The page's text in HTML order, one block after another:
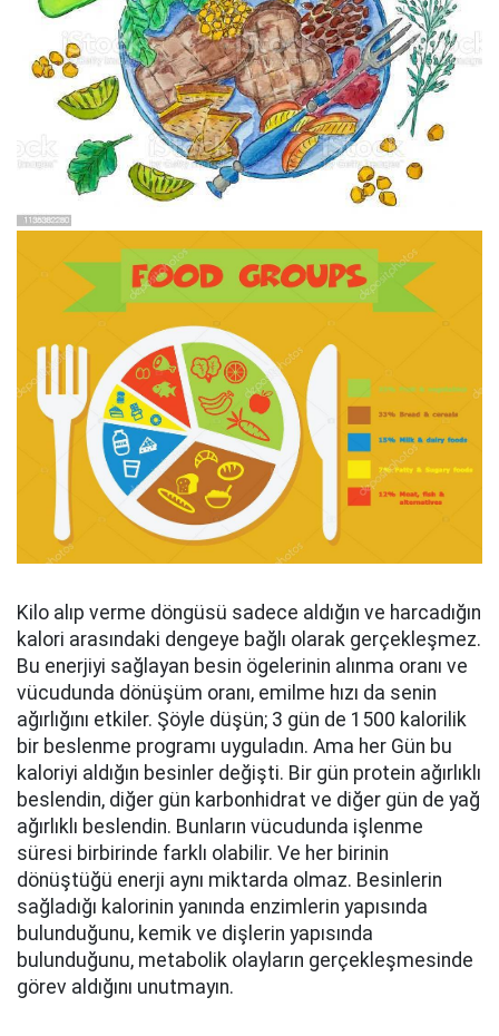
Kilo alıp verme döngüsü sadece aldığın ve harcadığın
kalori arasındaki dengeye bağlı olarak gerçekleşmez.
Bu enerjiyi sağlayan besin ögelerinin alınma oranı ve
vücudunda dönüşüm oranı, emilme hızı da senin
ağırlığını etkiler. Şöyle düşün; 3 gün de 1500 kalorilik
bir beslenme programı uyguladın. Ama her Gün bu
kaloriyi aldığın besinler değişti. Bir gün protein ağırlıklı
beslendin, diğer gün karbonhidrat ve diğer gün de yağ
ağırlıklı beslendin. Bunların vücudunda işlenme
süresi birbirinde farklı olabilir. Ve her birinin
dönüştüğü enerji aynı miktarda olmaz. Besinlerin
sağladığı kalorinin yanında enzimlerin yapısında
bulunduğunu, kemik ve dişlerin yapısında
bulunduğunu, metabolik olayların gerçekleşmesinde
görev aldığını unutmayın.